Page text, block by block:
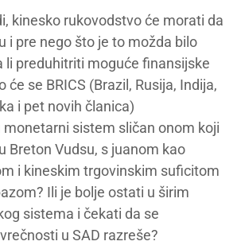
kinesko rukovodstvo će morati da
i pre nego što je to možda bilo
li preduhitriti moguće finansijske
će se BRICS (Brazil, Rusija, Indija,
i pet novih članica)
sistem sličan onom koji
Breton Vudsu, s juanom kao
i kineskim trgovinskim suficitom
Ili je bolje ostati u širim
sistema i čekati da se
u SAD razreše?